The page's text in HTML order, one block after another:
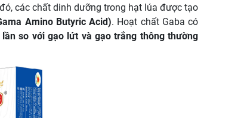
các chất dinh dưỡng trong hạt lúa được tạo
Amino Butyric Acid). Hoạt chất Gaba có
so với gạo lứt và gạo trắng thông thường